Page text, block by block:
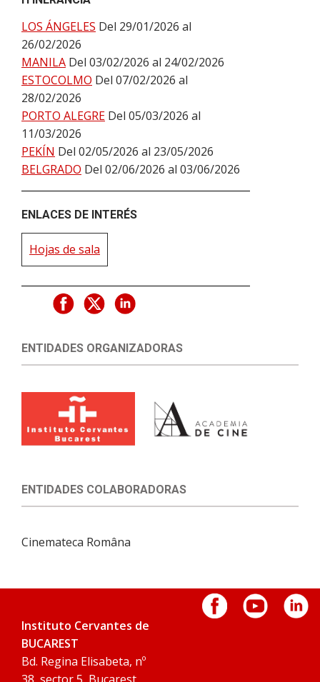
LOS ÁNGELES Del 29/01/2026 al
26/02/2026
MANILA Del 03/02/2026 al 24/02/2026
ESTOCOLMO Del 07/02/2026 al
28/02/2026
PORTO ALEGRE Del 05/03/2026 al
11/03/2026
PEKÍN Del 02/05/2026 al 23/05/2026
BELGRADO Del 02/06/2026 al 03/06/2026
ENLACES DE INTERÉS
Hojas de sala
ENTIDADES ORGANIZADORAS
ENTIDADES COLABORADORAS
Cinemateca Româna
Instituto Cervantes de
BUCAREST
Bd. Regina Elisabeta, nº